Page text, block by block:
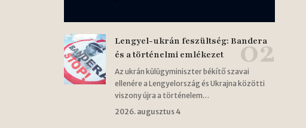
Lengyel-ukrán feszültség: Bandera
és a történelmi emlékezet
Az ukrán külügyminiszter békítő szavai
ellenére a Lengyelország és Ukrajna közötti
viszony újra a történelem…
2026. augusztus 4